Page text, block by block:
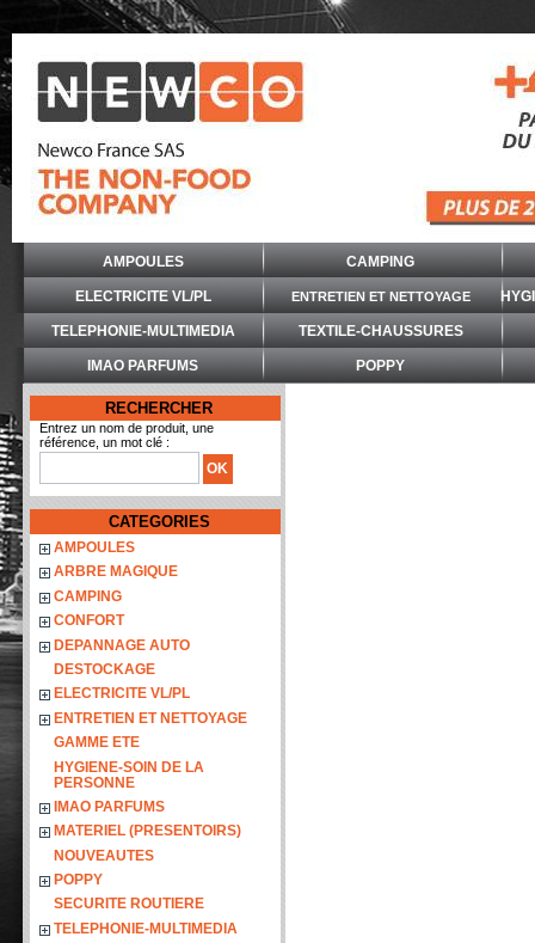
AMPOULES CAMPING
ELECTRICITE VL/PL ENTRETIEN ET NETTOYAGE
TELEPHONIE-MULTIMEDIA TEXTILE-CHAUSSURES
IMAO PARFUMS POPPY
RECHERCHER
Entrez un nom de produit, une
référence, un mot clé :
CATEGORIES
AMPOULES
ARBRE MAGIQUE
CAMPING
CONFORT
DEPANNAGE AUTO
DESTOCKAGE
ELECTRICITE VL/PL
ENTRETIEN ET NETTOYAGE
GAMME ETE
HYGIENE-SOIN DE LA
PERSONNE
IMAO PARFUMS
MATERIEL (PRESENTOIRS)
NOUVEAUTES
POPPY
SECURITE ROUTIERE
TELEPHONIE-MULTIMEDIA